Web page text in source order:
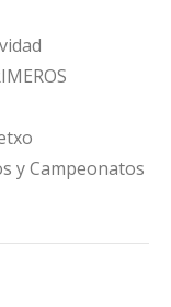
y Campeonatos